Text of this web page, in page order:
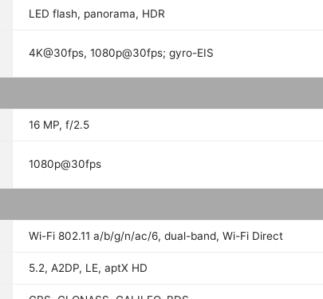
LED flash, panorama, HDR
4K@30fps, 1080p@30fps; gyro-EIS
16 MP, f/2.5
1080p@30fps
Wi-Fi 802.11 a/b/g/n/ac/6, dual-band, Wi-Fi Direct
5.2, A2DP, LE, aptX HD